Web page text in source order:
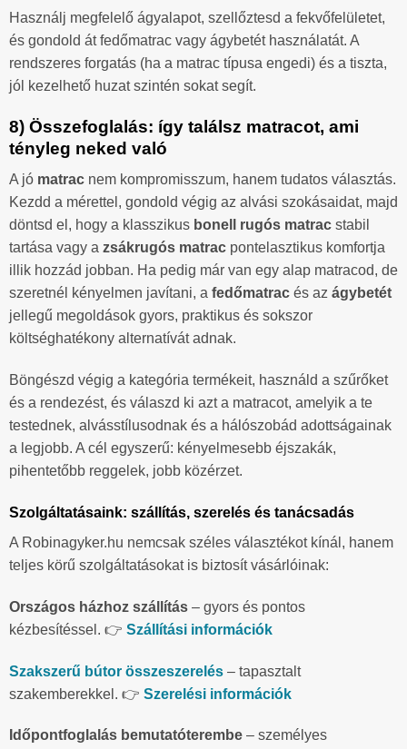
Használj megfelelő ágyalapot, szellőztesd a fekvőfelületet,
és gondold át fedőmatrac vagy ágybetét használatát. A
rendszeres forgatás (ha a matrac típusa engedi) és a tiszta,
jól kezelhető huzat szintén sokat segít.
8) Összefoglalás: így találsz matracot, ami
tényleg neked való
A jó matrac nem kompromisszum, hanem tudatos választás.
Kezdd a mérettel, gondold végig az alvási szokásaidat, majd
döntsd el, hogy a klasszikus bonell rugós matrac stabil
tartása vagy a zsákrugós matrac pontelasztikus komfortja
illik hozzád jobban. Ha pedig már van egy alap matracod, de
szeretnél kényelmen javítani, a fedőmatrac és az ágybetét
jellegű megoldások gyors, praktikus és sokszor
költséghatékony alternatívát adnak.
Böngészd végig a kategória termékeit, használd a szűrőket
és a rendezést, és válaszd ki azt a matracot, amelyik a te
testednek, alvásstílusodnak és a hálószobád adottságainak
a legjobb. A cél egyszerű: kényelmesebb éjszakák,
pihentetőbb reggelek, jobb közérzet.
Szolgáltatásaink: szállítás, szerelés és tanácsadás
A Robinagyker.hu nemcsak széles választékot kínál, hanem
teljes körű szolgáltatásokat is biztosít vásárlóinak:
Országos házhoz szállítás – gyors és pontos
kézbesítéssel. 👉 Szállítási információk
Szakszerű bútor összeszerelés – tapasztalt
szakemberekkel. 👉 Szerelési információk
Időpontfoglalás bemutatóterembe – személyes